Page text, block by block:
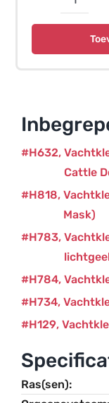
E-
Hond
aantal
Cattle
H632
Mask)
H818
H783
H784
H734
H129
Ras(sen)